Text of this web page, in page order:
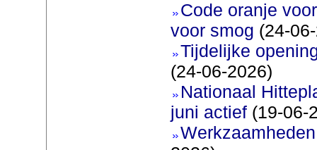
Code oranje
voor smog (24-
Tijdelijke
(24-06-2026)
Nationaal
juni actief(19-06-